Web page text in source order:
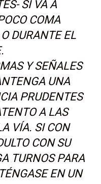
SI VA A
COMA
DURANTE EL
Y SEÑALES
UNA
PRUDENTES
A LAS
VÍA. SI CON
CON SU
TURNOS PARA
EN UN